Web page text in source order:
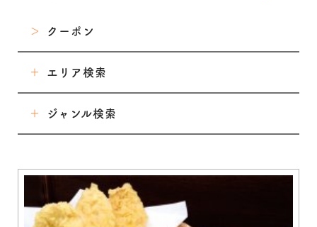
クーポン
エリア検索
東海市
大府市
東浦町
阿久比町
ジャンル検索
美容・健康